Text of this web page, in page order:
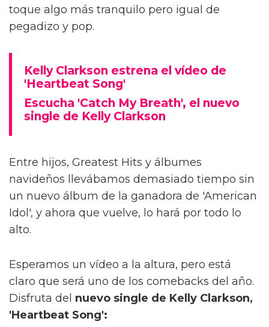
toque algo más tranquilo pero igual de
pegadizo y pop.
Kelly Clarkson estrena el vídeo de
'Heartbeat Song'
Escucha 'Catch My Breath', el nuevo
single de Kelly Clarkson
Entre hijos, Greatest Hits y álbumes
navideños llevábamos demasiado tiempo sin
un nuevo álbum de la ganadora de 'American
Idol', y ahora que vuelve, lo hará por todo lo
alto.
Esperamos un vídeo a la altura, pero está
claro que será uno de los comebacks del año.
Disfruta del nuevo single de Kelly Clarkson,
'Heartbeat Song':